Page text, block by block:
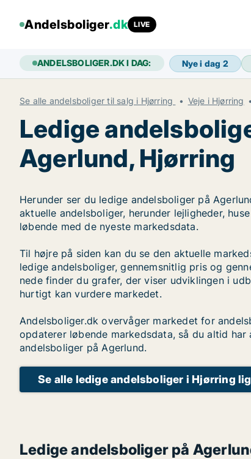
Andelsboliger.dk LIVE
ANDELSBOLIGER.DK I DAG: Nye i dag 2
Se alle andelsboliger til salg i Hjørring Veje i Hjørring
Ledige
Agerlund, Hjørring
Herunder ser du ledige andelsboliger på
aktuelle andelsboliger, herunder lejligheder,
løbende med de nyeste markedsdata.
Til højre på siden kan du se den aktuelle
ledige andelsboliger, gennemsnitlig pris og
nede finder du grafer, der viser udviklingen i
hurtigt kan vurdere markedet.
Andelsboliger.dk overvåger markedet for
opdaterer løbende markedsdata, så du altid
andelsboliger på Agerlund.
Se alle ledige andelsboliger i Hjørring
Ledige andelsboliger på